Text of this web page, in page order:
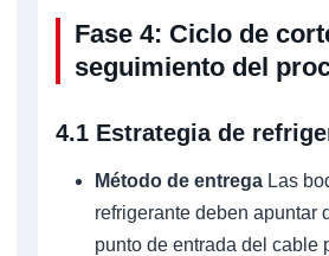
Fase 4: Ciclo de
seguimiento del
4.1 Estrategia de
Método de entregaLas
refrigerante deben apuntar
punto de entrada del cable